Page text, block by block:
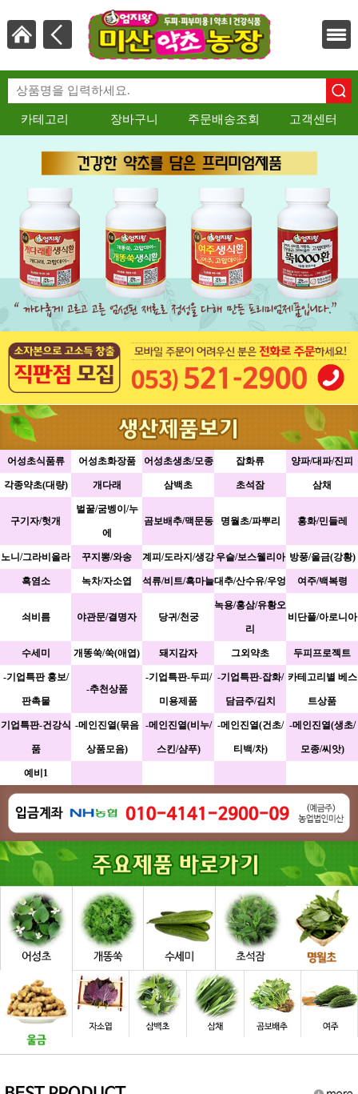
카테고리 장바구니 주문배송조회 고객센터
어성초식품류 어성초화장품 어성초생초/모종 잡화류 양파/대파/진피
각종약초(대량) 개다래 삼백초 초석잠 삼채
구기자/헛개
벌꿀/굼벵이/누
에
곰보배추/맥문동 명월초/파뿌리 홍화/민들레
노니/그라비올라 꾸지뽕/와송 계피/도라지/생강 우슬/보스웰리아 방풍/울금(강황)
흑염소 녹차/자소엽 석류/비트/흑마늘대추/산수유/우엉 여주/백복령
쇠비름 야관문/결명자 당귀/천궁
녹용/홍삼/유황오
리
비단풀/아로니아
수세미 개똥쑥/쑥(애엽) 돼지감자 그외약초 두피프로젝트
-기업특판 홍보/
판촉물
-추천상품
-기업특판-두피/
미용제품
-기업특판-잡화/
담금주/김치
카테고리별 베스
트상품
기업특판-건강식
품
-메인진열(묶음
상품모음)
-메인진열(비누/
스킨/샴푸)
-메인진열(건초/
티백/차)
-메인진열(생초/
모종/씨앗)
예비1